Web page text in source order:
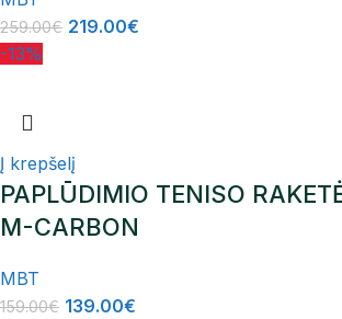
259.00€ 219.00€
-13%
Į krepšelį
PAPLŪDIMIO TENISO
M-CARBON
MBT
159.00€ 139.00€